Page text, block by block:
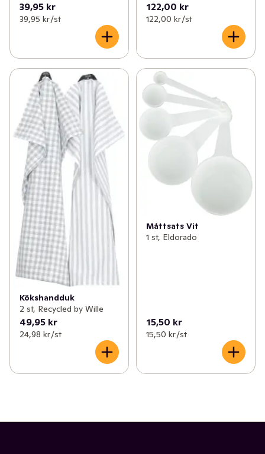
39,95 kr
39,95 kr /st
122,00 kr
122,00 kr /st
Kökshandduk
2 st, Recycled by Wille
49,95 kr
24,98 kr /st
Måttsats Vit
1 st, Eldorado
15,50 kr
15,50 kr /st